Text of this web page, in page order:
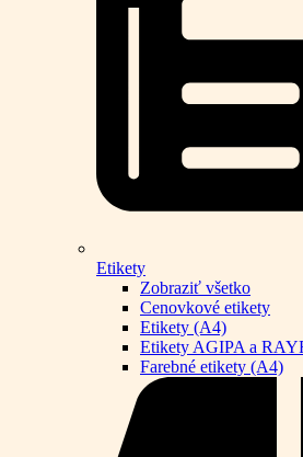
Etikety
Zobraziť všetko
Cenovkové etikety
Etikety (A4)
Etikety AGIPA a
Farebné etikety (A4)